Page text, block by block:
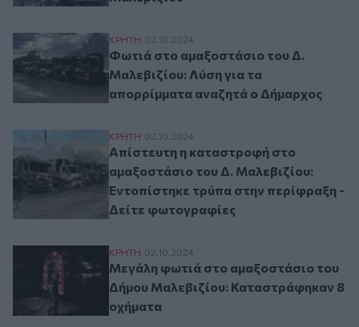
Φωτιά στο αμαξοστάσιο του Δ.
ΚΡΗΤΗ 02.10.2024
Φωτιά στο αμαξοστάσιο του Δ.
Μαλεβιζίου: Λύση για τα
απορρίμματα αναζητά ο Δήμαρχος
Απίστευτη η καταστροφή στο
ΚΡΗΤΗ 02.10.2024
Απίστευτη η καταστροφή στο
αμαξοστάσιο του Δ. Μαλεβιζίου:
Εντοπίστηκε τρύπα στην περίφραξη -
Δείτε φωτογραφίες
Μεγάλη φωτιά στο αμαξοστάσιο του
ΚΡΗΤΗ 02.10.2024
Μεγάλη φωτιά στο αμαξοστάσιο του
Δήμου Μαλεβιζίου: Καταστράφηκαν 8
οχήματα